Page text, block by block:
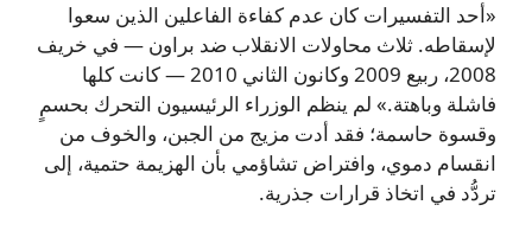
«أحد التفسيرات كان عدم كفاءة الفاعلين الذين سعوا
لإسقاطه. ثلاث محاولات الانقلاب ضد براون — في خريف
2008، ربيع 2009 وكانون الثاني 2010 — كانت كلها
فاشلة وباهتة.» لم ينظم الوزراء الرئيسيون التحرك بحسمٍ
وقسوة حاسمة؛ فقد أدت مزيج من الجبن، والخوف من
انقسام دموي، وافتراض تشاؤمي بأن الهزيمة حتمية، إلى
تردُّد في اتخاذ قرارات جذرية.